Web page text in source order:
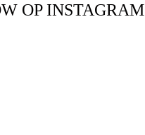
OP INSTAGRAM